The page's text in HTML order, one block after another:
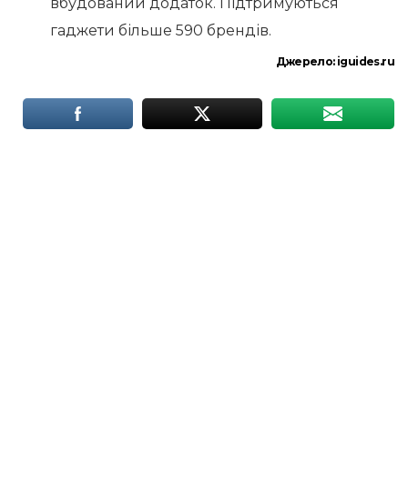
гаджети більше 590 брендів.
Джерело: iguides.ru